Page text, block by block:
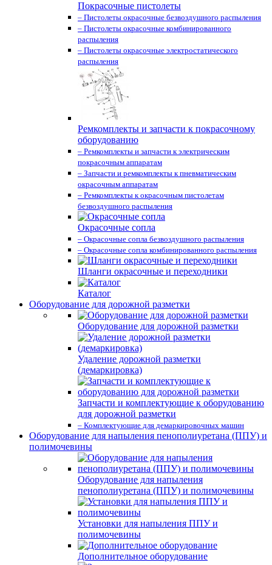
Покрасочные пистолеты
– Пистолеты окрасочные безвоздушного распыления
– Пистолеты окрасочные комбинированного
распыления
– Пистолеты окрасочные электростатического
распыления
Ремкомплекты и запчасти к покрасочному
оборудованию
– Ремкомплекты и запчасти к электрическим
покрасочным аппаратам
– Запчасти и ремкомплекты к пневматическим
окрасочным аппаратам
– Ремкомплекты к окрасочным пистолетам
безвоздушного распыления
Окрасочные сопла
– Окрасочные сопла безвоздушного распыления
– Окрасочные сопла комбинированного распыления
Шланги окрасочные и переходники
Каталог
Оборудование для дорожной разметки
Оборудование для дорожной разметки
Удаление дорожной разметки
(демаркировка)
Запчасти и комплектующие к оборудованию
для дорожной разметки
– Комплектующие для демаркировочных машин
Оборудование для напыления пенополиуретана (ППУ) и
полимочевины
Оборудование для напыления
пенополиуретана (ППУ) и полимочевины
Установки для напыления ППУ и
полимочевины
Дополнительное оборудование